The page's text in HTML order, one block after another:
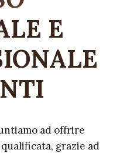
E
ad offrire
grazie ad